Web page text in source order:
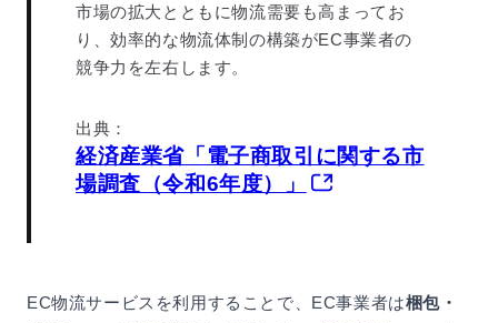
市場の拡大とともに物流需要も高まってお
り、効率的な物流体制の構築がEC事業者の
競争力を左右します。
出典：
経済産業省「電子商取引に関する市
場調査（令和6年度）」
EC物流サービスを利用することで、EC事業者は梱包・